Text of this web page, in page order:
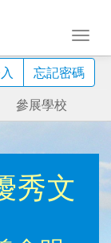
忘記密碼
參展學校
秀文